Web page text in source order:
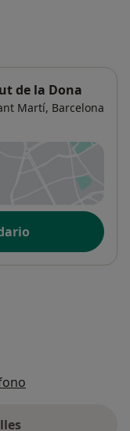
de la Dona
Martí, Barcelona
una nueva